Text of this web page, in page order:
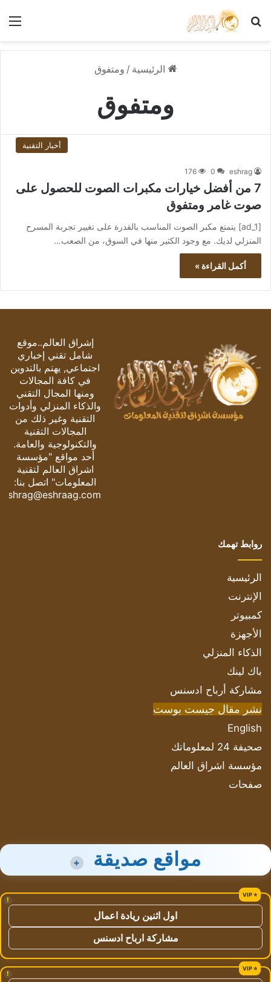
بحث عن
الرئيسية / ومتفوق
ومتفوق
أخبار التقنية
eshrag
0
176
7 من أفضل خيارات مكبرات الصوت للحصول على
صوت غامر ومتفوق
[ad_1] يتمتع مكبر الصوت المناسب بالقدرة على تغيير تجربة المسرح
المنزلي لديك. مع وجود الكثير منها في السوق، من الصعب…
أكمل القراءة »
إشراق العالم..موقع
شامل تقني إخباري
اجتماعي, يهتم بالتدوين
في كافة المجالات
ومنها المجال التقني
والذكاء المنزلي وأدوات
التقنية وغير ذلك من
المجالات التقنية
والتكنولوجية والعامة.
أحد مواقع "مؤسسة
اشراق العالم لتقنية
المعلومات" اتصل بنا:
eshrag@eshraag.com
روابط تهمك
الرئيسية
الإنترنت
كمبيوتر
الأجهزة
الذكاء المنزلي
باك لينك
مشاركة أرباح ادسنس
نشر مقال جيست بوست
English
صحيفة 24 لمعلوماتك
مؤسسة اشراق العالم
صفحات
مواقع صديقة +
!
اول اثنين ريادة اعمال
مشاركة ارباح ادسنس
!